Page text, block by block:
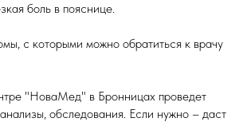
боль в пояснице.
с которыми можно обратиться к врачу
"НоваМед" в Бронницах проведет
обследования. Если нужно – даст